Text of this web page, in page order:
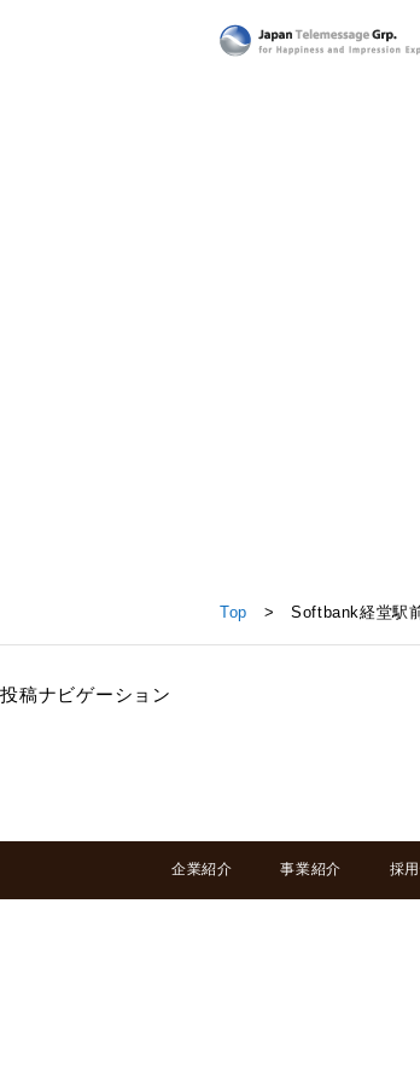
Top > Softbank経堂駅前
投稿ナビゲーション
企業紹介 事業紹介 採